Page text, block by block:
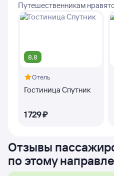
Путешественникам
8,8
Отель
Гостиница Спутник
1 ⁠729 ⁠₽
Отзывы
по этому